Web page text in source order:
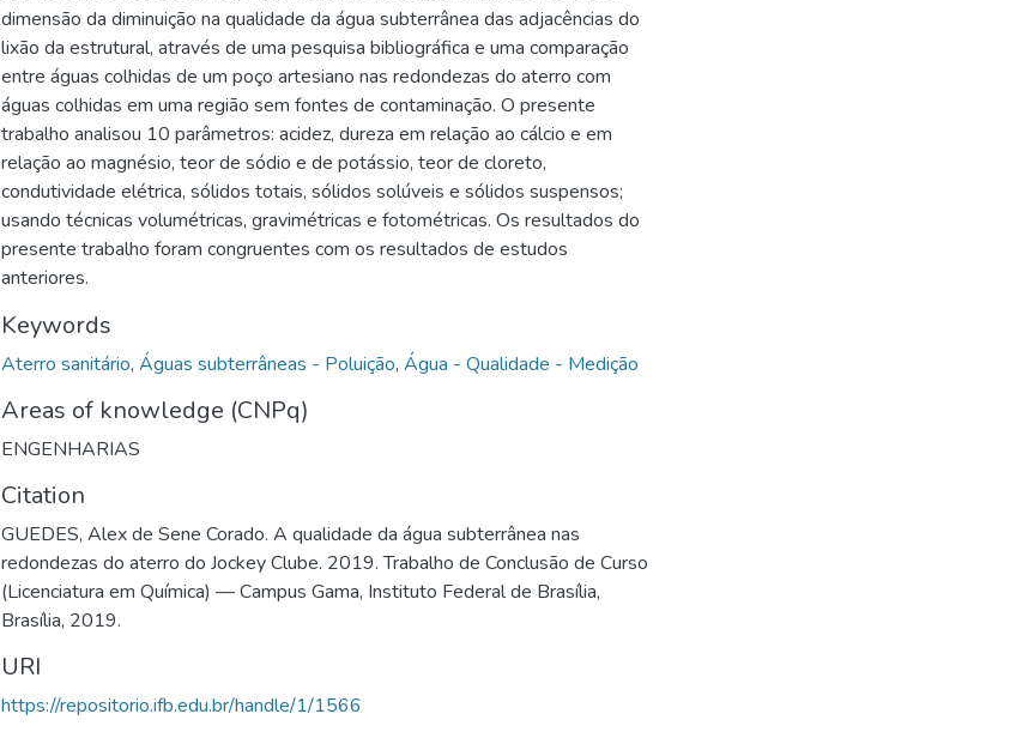
dimensão da diminuição na qualidade da água subterrânea das adjacências do
lixão da estrutural, através de uma pesquisa bibliográfica e uma comparação
entre águas colhidas de um poço artesiano nas redondezas do aterro com
águas colhidas em uma região sem fontes de contaminação. O presente
trabalho analisou 10 parâmetros: acidez, dureza em relação ao cálcio e em
relação ao magnésio, teor de sódio e de potássio, teor de cloreto,
condutividade elétrica, sólidos totais, sólidos solúveis e sólidos suspensos;
usando técnicas volumétricas, gravimétricas e fotométricas. Os resultados do
presente trabalho foram congruentes com os resultados de estudos
anteriores.
Keywords
Aterro sanitário, Águas subterrâneas - Poluição, Água - Qualidade - Medição
Areas of knowledge (CNPq)
ENGENHARIAS
Citation
GUEDES, Alex de Sene Corado. A qualidade da água subterrânea nas
redondezas do aterro do Jockey Clube. 2019. Trabalho de Conclusão de Curso
(Licenciatura em Química) — Campus Gama, Instituto Federal de Brasília,
Brasília, 2019.
URI
https://repositorio.ifb.edu.br/handle/1/1566